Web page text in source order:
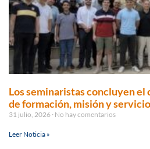
Los seminaristas concluyen el
de formación, misión y servicio
31 julio, 2026 No hay comentarios
Leer Noticia »